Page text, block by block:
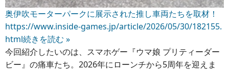
奥伊吹モーターパークに展示された推し車両たちを取材！
https://www.inside-games.jp/article/2026/05/30/182155.
html続きを読む »
今回紹介したいのは、スマホゲー『ウマ娘 プリティーダー
ビー』の痛車たち。2026年にローンチから5周年を迎えま